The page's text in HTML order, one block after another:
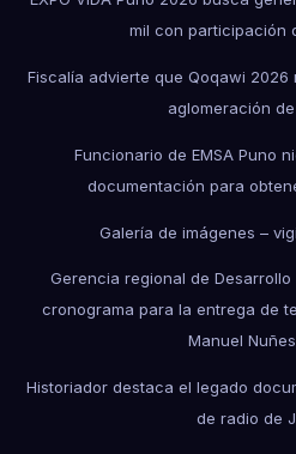
mil con participación
Fiscalía advierte que Qoqawi
aglomeración
Funcionario de EMSA Puno
documentación para
Galería de imágenes –
Gerencia regional de
cronograma para la entrega de
Manuel
Historiador destaca el legado
de radio de